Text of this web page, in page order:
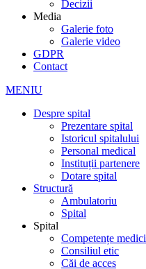
Decizii
Media
Galerie foto
Galerie video
GDPR
Contact
MENIU
Despre spital
Prezentare spital
Istoricul spitalului
Personal medical
Instituții partenere
Dotare spital
Structură
Ambulatoriu
Spital
Spital
Competențe medici
Consiliul etic
Căi de acces